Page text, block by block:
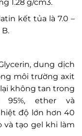
1.28 g/cm3.
kết tủa là 7.0 –
dung dịch
môi trường axit
không tan trong
95%, ether và
độ lớn hơn 40
và tạo gel khi làm